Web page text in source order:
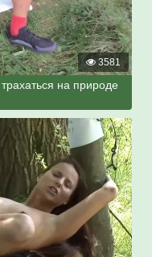
3581
на природе